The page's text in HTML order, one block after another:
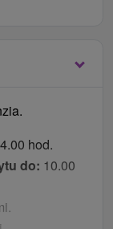
3 € / deň
hod.
do: 10.00